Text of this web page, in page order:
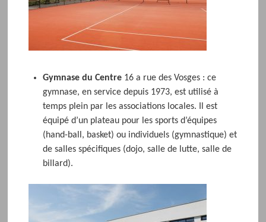
Gymnase du Centre 16 a rue des Vosges : ce
gymnase, en service depuis 1973, est utilisé à
temps plein par les associations locales. Il est
équipé d’un plateau pour les sports d’équipes
(hand-ball, basket) ou individuels (gymnastique) et
de salles spécifiques (dojo, salle de lutte, salle de
billard).